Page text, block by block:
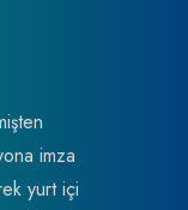
imza
yurt içi